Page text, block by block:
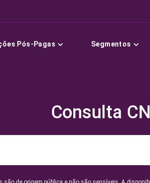
Pós-Pagas Segmentos
Consulta